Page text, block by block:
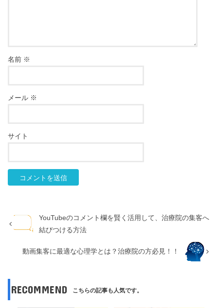
名前 ※
メール ※
サイト
YouTubeのコメント欄を賢く活用して、治療院の集客へ
結びつける方法
動画集客に最適な心理学とは？治療院の方必見！！
RECOMMEND こちらの記事も人気です。